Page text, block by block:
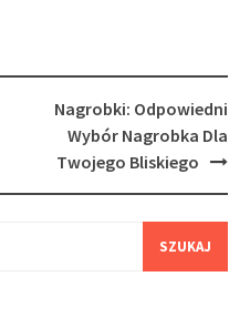
Nagrobki: Odpowiedni
Wybór Nagrobka Dla
Twojego Bliskiego